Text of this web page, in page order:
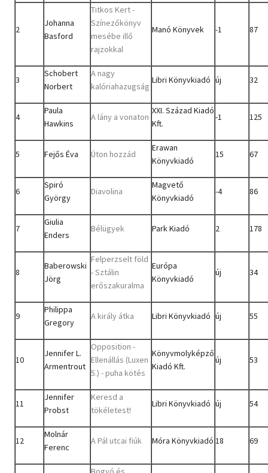
2
Johanna
Basford
Titkos Kert -
Színezőkönyv
mesébe illő
rajzokkal
Manó Könyvek -1 87
3
Schobert
Norbert
A nagy
kalóriahazugság
Libri Könyvkiadó új 32
4
Paula
Hawkins
A lány a vonaton
XXI. Század Kiadó
Kft.
-1 125
5 Fejős Éva Úton hozzád
Erawan
Könyvkiadó
15 67
6
Spiró
György
Diavolina
Magvető
Könyvkiadó
-4 86
7
Giulia
Enders
Bélügyek Park Kiadó 2 178
8
Baberowski
Jörg
Felperzselt föld
- Sztálin
erőszakuralma
Európa
Könyvkiadó
új 34
9
Philippa
Gregory
A király átka Libri Könyvkiadó új 55
10
Jennifer L.
Armentrout
Opposition -
Ellenállás (Luxen
5.) - puha kötés
Könyvmolyképző
Kiadó Kft.
új 53
11
Jennifer
Probst
Keresd a
tökéletest!
Libri Könyvkiadó új 54
12
Molnár
Ferenc
A Pál utcai fiúk Móra Könyvkiadó 18 69